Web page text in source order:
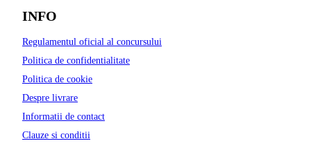
INFO
Regulamentul oficial al concursului
Politica de confidentialitate
Politica de cookie
Despre livrare
Informatii de contact
Clauze si conditii